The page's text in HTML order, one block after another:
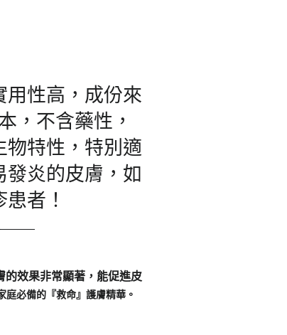
用性高，成份來
，不含藥性，
物特性， 特別適
炎的皮膚， 如
患者！
的效果非常顯著，能促進皮
庭必備的『救命』護膚精華。